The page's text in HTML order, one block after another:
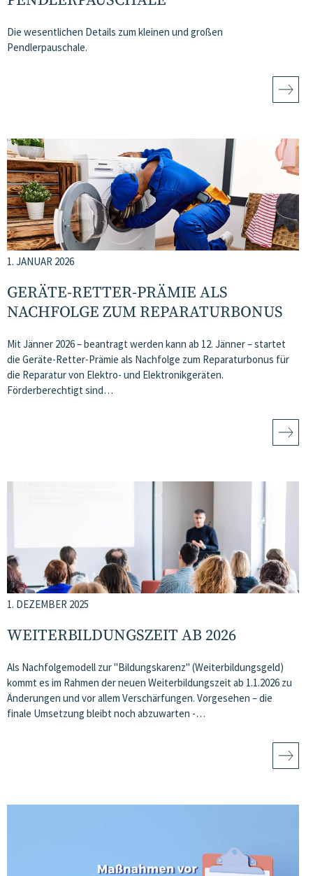
Die wesentlichen Details zum kleinen und großen
Pendlerpauschale.
1. JANUAR 2026
GERÄTE-RETTER-PRÄMIE ALS
NACHFOLGE ZUM REPARATURBONUS
Mit Jänner 2026 – beantragt werden kann ab 12. Jänner – startet
die Geräte-Retter-Prämie als Nachfolge zum Reparaturbonus für
die Reparatur von Elektro- und Elektronikgeräten.
Förderberechtigt sind…
1. DEZEMBER 2025
WEITERBILDUNGSZEIT AB 2026
Als Nachfolgemodell zur "Bildungskarenz" (Weiterbildungsgeld)
kommt es im Rahmen der neuen Weiterbildungszeit ab 1.1.2026 zu
Änderungen und vor allem Verschärfungen. Vorgesehen – die
finale Umsetzung bleibt noch abzuwarten -…